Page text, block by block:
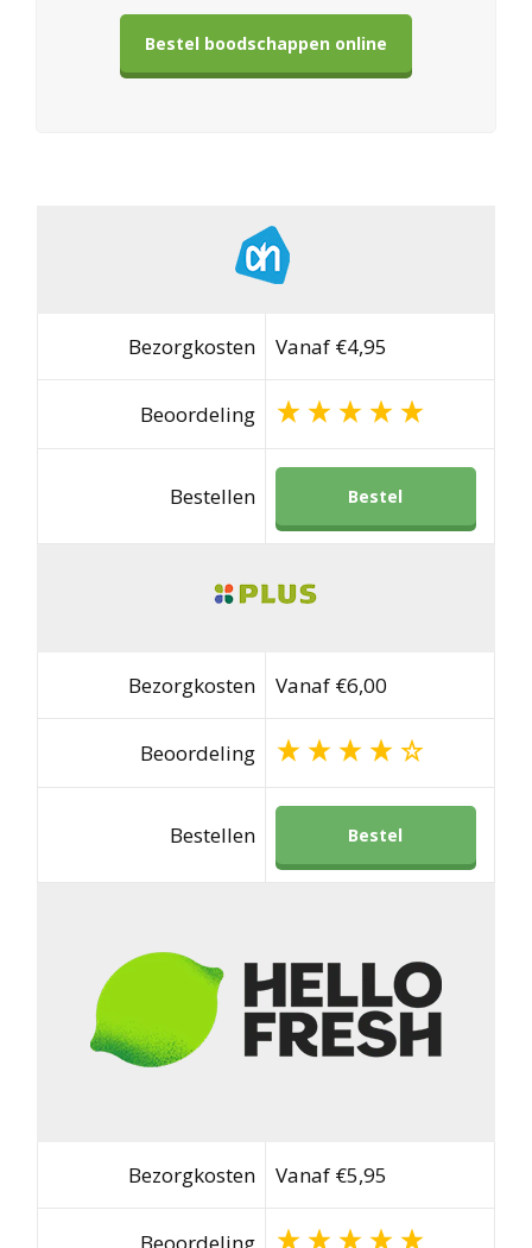
Bestel boodschappen online
Bezorgkosten Vanaf €4,95
Beoordeling
Bestellen Bestel
Bezorgkosten Vanaf €6,00
Beoordeling
Bestellen Bestel
Bezorgkosten Vanaf €5,95